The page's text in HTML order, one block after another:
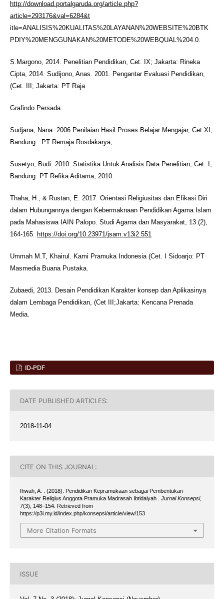
http://download.portalgaruda.org/article.php?
article=293176&val=6284&t
itle=ANALISIS%20KUALITAS%20LAYANAN%20WEBSITE%20BTK
PDIY%20MENGGUNAKAN%20METODE%20WEBQUAL%204.0.
S.Margono, 2014. Penelitian Pendidikan, Cet. IX; Jakarta: Rineka
Cipta, 2014. Sudijono, Anas. 2001. Pengantar Evaluasi Pendidikan,
(Cet. III; Jakarta: PT Raja
Grafindo Persada.
Sudjana, Nana. 2006 Penilaian Hasil Proses Belajar Mengajar, Cet XI;
Bandung : PT Remaja Rosdakarya,.
Susetyo, Budi. 2010. Statistika Untuk Analisis Data Penelitian, Cet. I;
Bandung: PT Refika Aditama, 2010.
Thaha, H., & Rustan, E. 2017. Orientasi Religiusitas dan Efikasi Diri
dalam Hubungannya dengan Kebermaknaan Pendidikan Agama Islam
pada Mahasiswa IAIN Palopo. Studi Agama dan Masyarakat, 13 (2),
164-165. https://doi.org/10.23971/jsam.v13i2.551
Ummah M.T, Khairul. Kami Pramuka Indonesia (Cet. I Sidoarjo: PT
Masmedia Buana Pustaka.
Zubaedi, 2013. Desain Pendidikan Karakter konsep dan Aplikasinya
dalam Lembaga Pendidikan, (Cet III;Jakarta: Kencana Prenada
Media.
ID-PDF
DATE PUBLISHED ARTICLES:
2018-11-04
CITE ON THIS JOURNAL:
Ihwah, A. . (2018). Pendidikan Kepramukaan sebagai Pembentukan
Karakter Religius Anggota Pramuka Madrasah Ibtidaiyah . Jurnal Konsepsi,
7(3), 148–154. Retrieved from
https://p3i.my.id/index.php/konsepsi/article/view/153
More Citation Formats
ISSUE